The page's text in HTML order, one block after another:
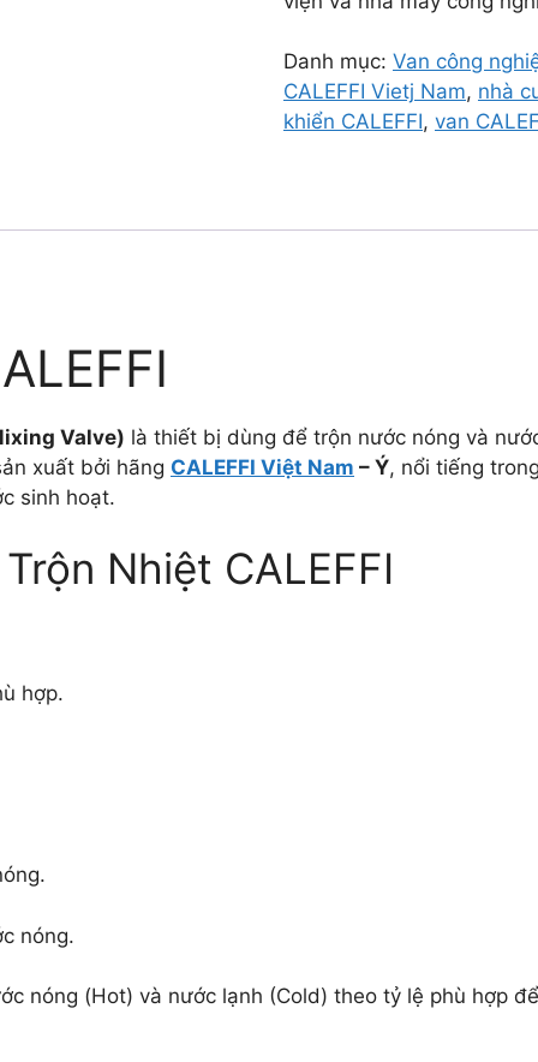
Danh mục: Van công
CALEFFI Vietj Nam, nhà
khiển CALEFFI, van
Valve) là thiết bị dùng để trộn nước nóng và
xuất bởi hãng CALEFFI Việt Nam – Ý, nổi tiếng
sinh hoạt.
Nhiệt CALEFFI
hợp.
nóng.
nóng (Hot) và nước lạnh (Cold) theo tỷ lệ phù hợp